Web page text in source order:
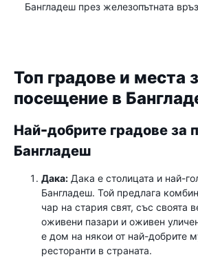
Бангладеш през железопътната
Топ градове и места
посещение в
Най-добрите градове за
Бангладеш
Дака: Дака е столицата и най-
Бангладеш. Той предлага
чар на стария свят, със своята
оживени пазари и оживен
е дом на някои от най-добрите
ресторанти в страната.